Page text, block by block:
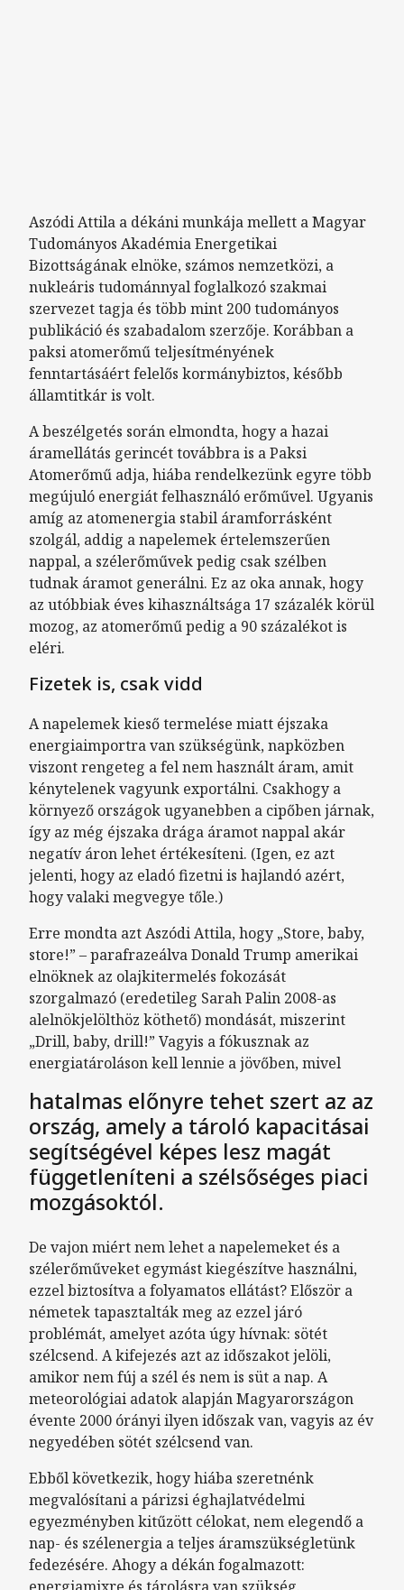
Aszódi Attila a dékáni munkája mellett a Magyar
Tudományos Akadémia Energetikai
Bizottságának elnöke, számos nemzetközi, a
nukleáris tudománnyal foglalkozó szakmai
szervezet tagja és több mint 200 tudományos
publikáció és szabadalom szerzője. Korábban a
paksi atomerőmű teljesítményének
fenntartásáért felelős kormánybiztos, később
államtitkár is volt.
A beszélgetés során elmondta, hogy a hazai
áramellátás gerincét továbbra is a Paksi
Atomerőmű adja, hiába rendelkezünk egyre több
megújuló energiát felhasználó erőművel. Ugyanis
amíg az atomenergia stabil áramforrásként
szolgál, addig a napelemek értelemszerűen
nappal, a szélerőművek pedig csak szélben
tudnak áramot generálni. Ez az oka annak, hogy
az utóbbiak éves kihasználtsága 17 százalék körül
mozog, az atomerőmű pedig a 90 százalékot is
eléri.
Fizetek is, csak vidd
A napelemek kieső termelése miatt éjszaka
energiaimportra van szükségünk, napközben
viszont rengeteg a fel nem használt áram, amit
kénytelenek vagyunk exportálni. Csakhogy a
környező országok ugyanebben a cipőben járnak,
így az még éjszaka drága áramot nappal akár
negatív áron lehet értékesíteni. (Igen, ez azt
jelenti, hogy az eladó fizetni is hajlandó azért,
hogy valaki megvegye tőle.)
Erre mondta azt Aszódi Attila, hogy „Store, baby,
store!” – parafrazeálva Donald Trump amerikai
elnöknek az olajkitermelés fokozását
szorgalmazó (eredetileg Sarah Palin 2008-as
alelnökjelölthöz köthető) mondását, miszerint
„Drill, baby, drill!” Vagyis a fókusznak az
energiatároláson kell lennie a jövőben, mivel
hatalmas előnyre tehet szert az az
ország, amely a tároló kapacitásai
segítségével képes lesz magát
függetleníteni a szélsőséges piaci
mozgásoktól.
De vajon miért nem lehet a napelemeket és a
szélerőműveket egymást kiegészítve használni,
ezzel biztosítva a folyamatos ellátást? Először a
németek tapasztalták meg az ezzel járó
problémát, amelyet azóta úgy hívnak: sötét
szélcsend. A kifejezés azt az időszakot jelöli,
amikor nem fúj a szél és nem is süt a nap. A
meteorológiai adatok alapján Magyarországon
évente 2000 órányi ilyen időszak van, vagyis az év
negyedében sötét szélcsend van.
Ebből következik, hogy hiába szeretnénk
megvalósítani a párizsi éghajlatvédelmi
egyezményben kitűzött célokat, nem elegendő a
nap- és szélenergia a teljes áramszükségletünk
fedezésére. Ahogy a dékán fogalmazott: